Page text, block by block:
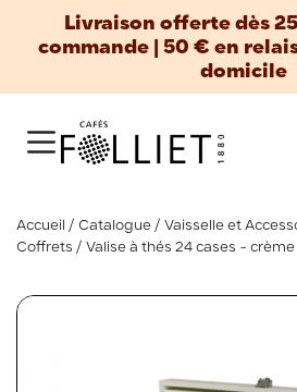
Livraison offerte dès
commande | 50 € en
domicile
Accueil Catalogue Vaisselle et
Coffrets
Valise à thés 24 cases - crème